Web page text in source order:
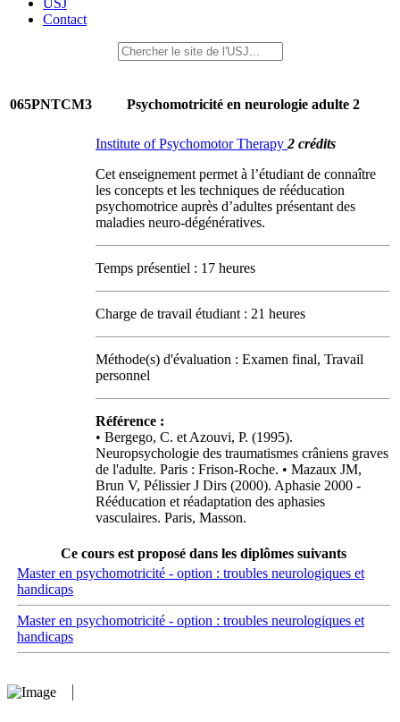
USJ
Contact
065PNTCM3 Psychomotricité en neurologie adulte 2
Institute of Psychomotor Therapy 2 crédits
Cet enseignement permet à l’étudiant de connaître
les concepts et les techniques de rééducation
psychomotrice auprès d’adultes présentant des
maladies neuro-dégénératives.
Temps présentiel : 17 heures
Charge de travail étudiant : 21 heures
Méthode(s) d'évaluation : Examen final, Travail
personnel
Référence :
• Bergego, C. et Azouvi, P. (1995).
Neuropsychologie des traumatismes crâniens graves
de l'adulte. Paris : Frison-Roche. • Mazaux JM,
Brun V, Pélissier J Dirs (2000). Aphasie 2000 -
Rééducation et réadaptation des aphasies
vasculaires. Paris, Masson.
Ce cours est proposé dans les diplômes suivants
Master en psychomotricité - option : troubles neurologiques et
handicaps
Master en psychomotricité - option : troubles neurologiques et
handicaps